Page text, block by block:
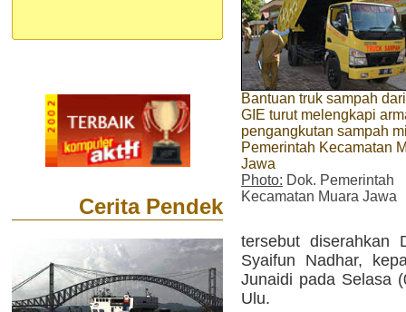
Cerita Pendek
Bantuan truk sampah
GIE turut melengkapi
pengangkutan sampah
Pemerintah Kecamatan
Jawa
Photo: Dok. Pemerintah
Kecamatan Muara Jawa
tersebut diserahkan
Syaifun Nadhar,
Junaidi pada Selasa
Ulu.